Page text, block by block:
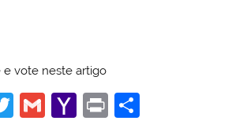
e vote neste artigo
T
G
Y
Pr